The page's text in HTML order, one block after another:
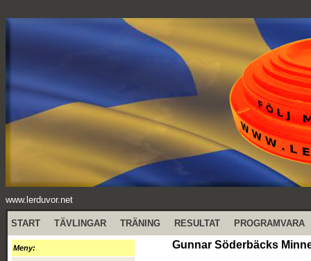
www.lerduvor.net
START TÄVLINGAR TRÄNING RESULTAT PROGRAMVARA
Meny: Gunnar Söderbäcks